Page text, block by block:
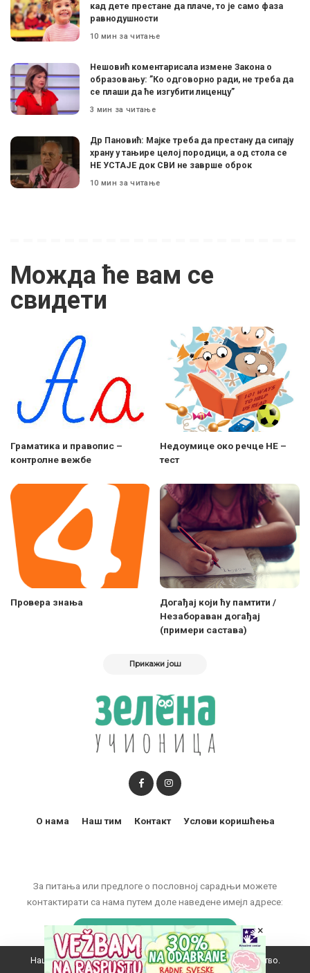
кад дете престане да плаче, то је само фаза
равнодушности
10 мин за читање
Нешовић коментарисала измене Закона о
образовању: ”Ко одговорно ради, не треба да
се плаши да ће изгубити лиценцу”
3 мин за читање
Др Пановић: Мајке треба да престану да сипају
храну у тањире целој породици, а од стола се
НЕ УСТАЈЕ док СВИ не заврше оброк
10 мин за читање
Можда ће вам се
свидети
Граматика и правопис –
контролне вежбе
Недоумице око речце НЕ –
тест
Провера знања
Догађај који ћу памтити /
Незабораван догађај
(примери састава)
Прикажи још
За питања или предлоге о пословној сарадњи можете
контактирати са нама путем доле наведене имејл адресе:
marketing@zelenaucionica.com
О нама Наш тим Контакт Услови коришћења
Наш вебсајт користи колачиће да побољша ваше искуство.
×